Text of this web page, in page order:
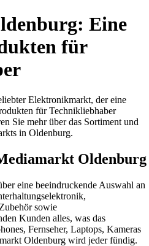
Eine
für
Elektronikmarkt, der eine
für Technikliebhaber
Sie mehr über das Sortiment und
in Oldenburg.
Oldenburg
eine beeindruckende Auswahl an
sowie
Kunden alles, was das
Fernseher, Laptops, Kameras
Oldenburg wird jeder fündig.